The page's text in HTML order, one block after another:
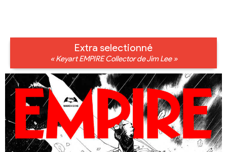
Extra selectionné
« Keyart EMPIRE Collector de Jim Lee »